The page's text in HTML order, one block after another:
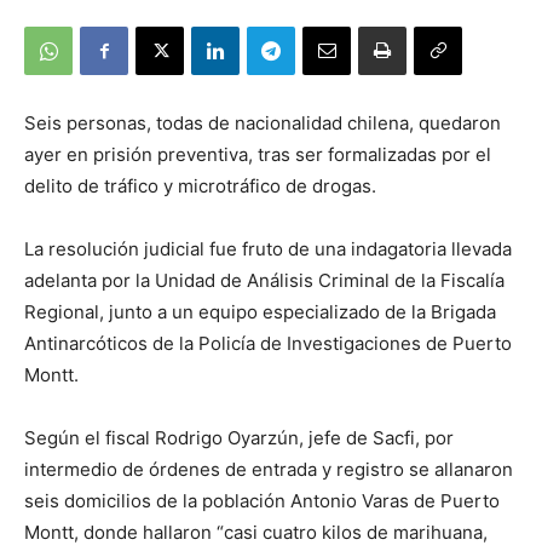
Seis personas, todas de nacionalidad chilena, quedaron
ayer en prisión preventiva, tras ser formalizadas por el
delito de tráfico y microtráfico de drogas.
La resolución judicial fue fruto de una indagatoria llevada
adelanta por la Unidad de Análisis Criminal de la Fiscalía
Regional, junto a un equipo especializado de la Brigada
Antinarcóticos de la Policía de Investigaciones de Puerto
Montt.
Según el fiscal Rodrigo Oyarzún, jefe de Sacfi, por
intermedio de órdenes de entrada y registro se allanaron
seis domicilios de la población Antonio Varas de Puerto
Montt, donde hallaron “casi cuatro kilos de marihuana,